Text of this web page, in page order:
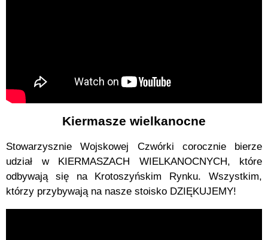
Kiermasze wielkanocne
Stowarzysznie Wojskowej Czwórki corocznie bierze
udział w KIERMASZACH WIELKANOCNYCH, które
odbywają się na Krotoszyńskim Rynku. Wszystkim,
którzy przybywają na nasze stoisko DZIĘKUJEMY!